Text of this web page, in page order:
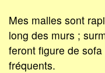
Mes malles sont
long des murs ;
feront figure de
fréquents.